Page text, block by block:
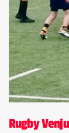
Rugby